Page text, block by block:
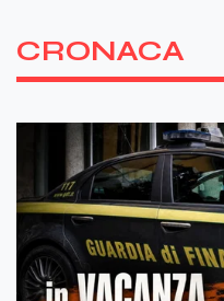
CRONACA